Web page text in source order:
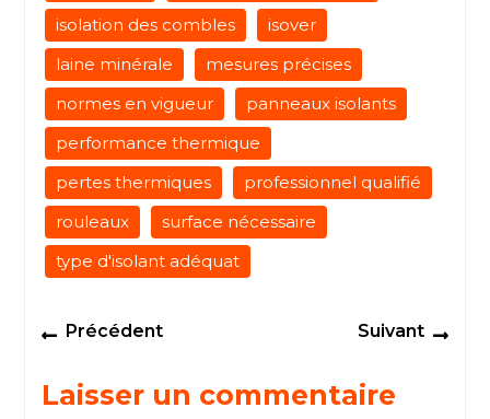
isolation des combles
isover
laine minérale
mesures précises
normes en vigueur
panneaux isolants
performance thermique
pertes thermiques
professionnel qualifié
rouleaux
surface nécessaire
type d'isolant adéquat
Navigation
de
l’article
PrécédentPrevious
Suivant
Laisser un commentaire